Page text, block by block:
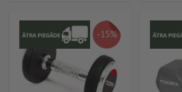
-15%